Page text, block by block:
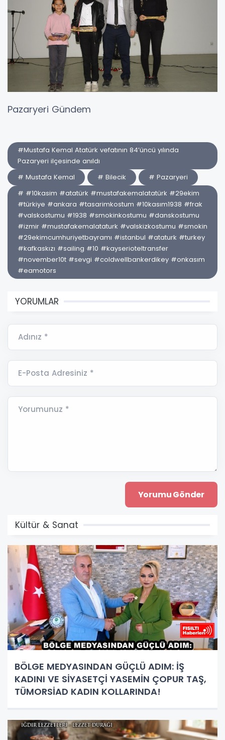
Pazaryeri Gündem
#Mustafa Kemal Atatürk vefatının 84’üncü yılında
Pazaryeri ilçesinde anıldı
# Mustafa Kemal
# Bilecik
# Pazaryeri
# #10kasim #atatürk #mustafakemalatatürk #29ekim
#türkiye #ankara #tasarimkostum #10kasım1938 #frak
#valskostumu #1938 #smokinkostumu #danskostumu
#izmir #mustafakemalataturk #valskizkostumu #smokin
#29ekimcumhuriyetbayramı #istanbul #ataturk #turkey
#kafkaskızı #sailing #10 #kayserioteltransfer
#november10t #sevgi #coldwellbankerdikey #onkasım
#eamotors
YORUMLAR
Adınız *
E-Posta Adresiniz *
Yorumunuz *
Kültür & Sanat
BÖLGE MEDYASINDAN GÜÇLÜ ADIM: İŞ
KADINI VE SİYASETÇİ YASEMİN ÇOPUR TAŞ,
TÜMORSİAD KADIN KOLLARINDA!